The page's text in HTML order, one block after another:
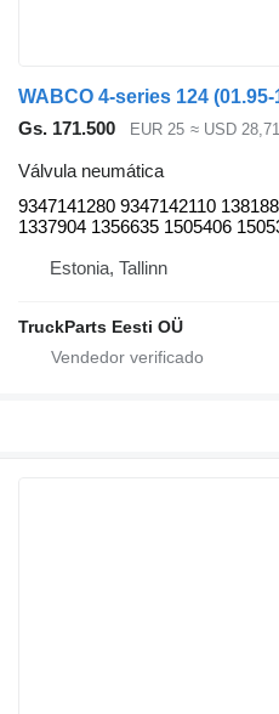
Gs. 171.500 EUR 25 ≈ USD 28,71
Válvula neumática
9347141280 9347142110
1337904 1356635 1505406
Estonia, Tallinn
TruckParts Eesti OÜ